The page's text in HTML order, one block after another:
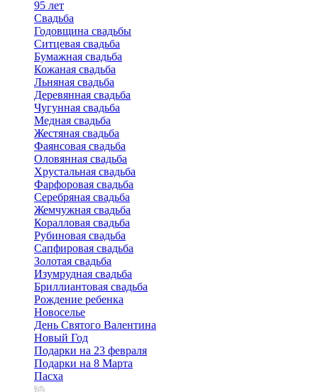
95 лет
Свадьба
Годовщина свадьбы
Ситцевая свадьба
Бумажная свадьба
Кожаная свадьба
Льняная свадьба
Деревянная свадьба
Чугунная свадьба
Медная свадьба
Жестяная свадьба
Фаянсовая свадьба
Оловянная свадьба
Хрустальная свадьба
Фарфоровая свадьба
Серебряная свадьба
Жемчужная свадьба
Коралловая свадьба
Рубиновая свадьба
Сапфировая свадьба
Золотая свадьба
Изумрудная свадьба
Бриллиантовая свадьба
Рождение ребенка
Новоселье
День Святого Валентина
Новый Год
Подарки на 23 февраля
Подарки на 8 Марта
Пасха